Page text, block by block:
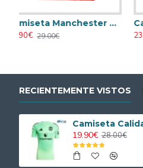
23.90€ 29.00€
RECIENTEMENTE VISTOS
19.90€ 28.00€